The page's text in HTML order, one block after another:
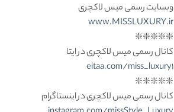
وبسایت رسمی میس لاکچری
www.MISSLUXURY.ir
❇️❇️❇️❇️❇️
کانال رسمی میس لاکچری در ایتا
eitaa.com/miss_luxury1
❇️❇️❇️❇️❇️
کانال رسمی میس لاکچری در اینستاگرام